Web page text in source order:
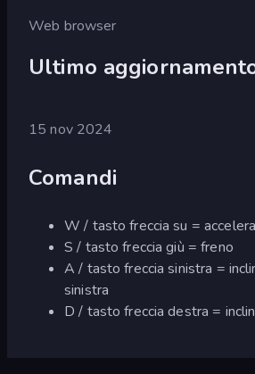
Web browser
Ultimo
15 nov 2024
Comandi
W / tasto freccia su =
S / tasto freccia giù = freno
A / tasto freccia sinistra =
sinistra
D / tasto freccia destra =